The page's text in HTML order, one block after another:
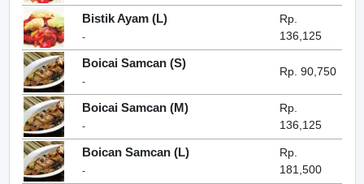
Bistik Ayam (L)
-
Rp.
136,125
Boicai Samcan (S)
-
Rp. 90,750
Boicai Samcan (M)
-
Rp.
136,125
Boican Samcan (L)
-
Rp.
181,500